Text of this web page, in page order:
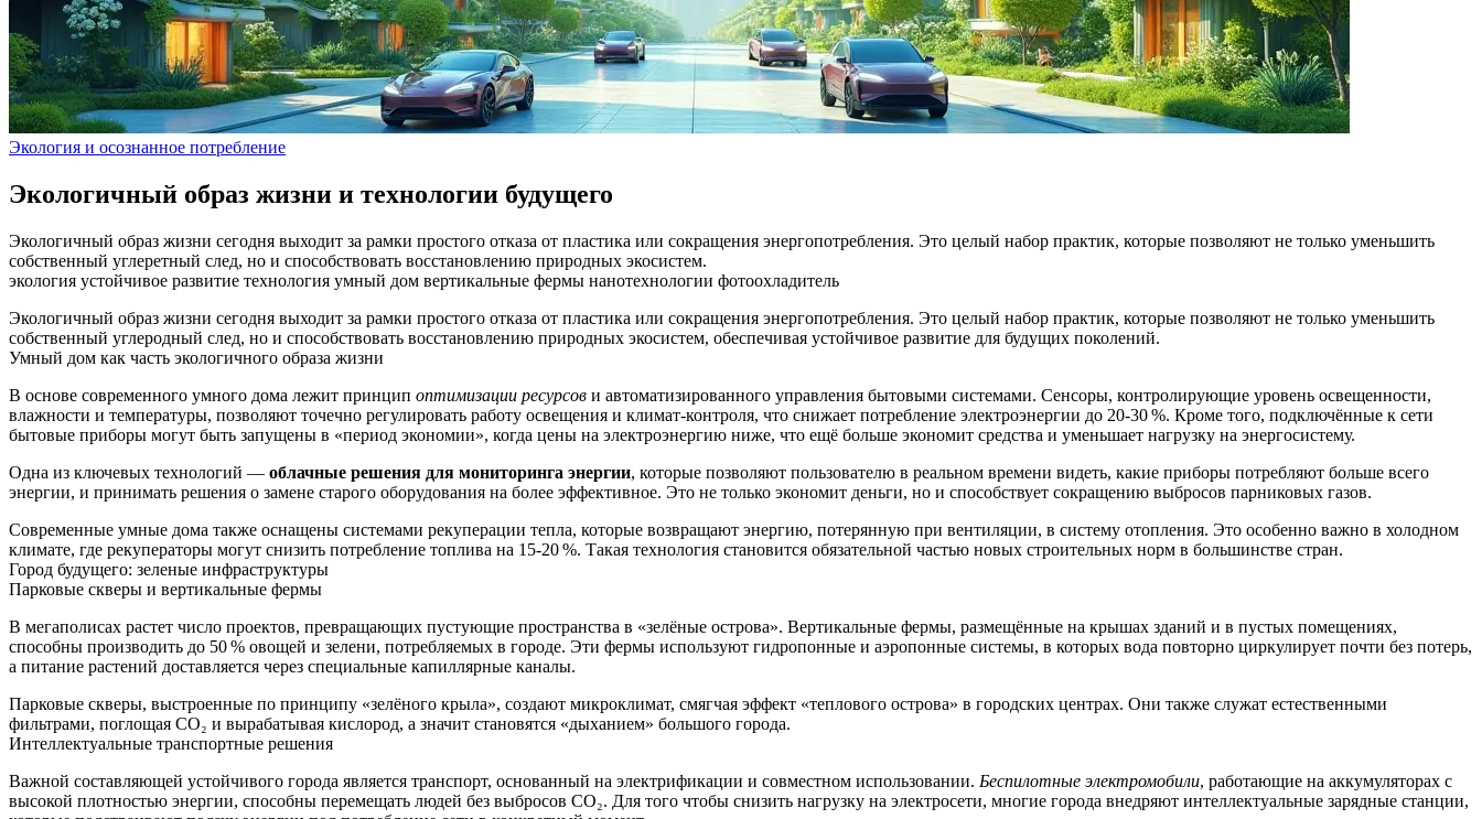
Экология и осознанное потребление
Экологичный образ жизни и технологии будущего
Экологичный образ жизни сегодня выходит за рамки простого отказа от пластика или сокращения энергопотребления. Это целый набор практик, которые позволяют не только уменьшить
собственный углеретный след, но и способствовать восстановлению природных экосистем.
экология устойчивое развитие технология умный дом вертикальные фермы нанотехнологии фотоохладитель
Экологичный образ жизни сегодня выходит за рамки простого отказа от пластика или сокращения энергопотребления. Это целый набор практик, которые позволяют не только уменьшить
собственный углеродный след, но и способствовать восстановлению природных экосистем, обеспечивая устойчивое развитие для будущих поколений.
Умный дом как часть экологичного образа жизни
В основе современного умного дома лежит принцип оптимизации ресурсов и автоматизированного управления бытовыми системами. Сенсоры, контролирующие уровень освещенности,
влажности и температуры, позволяют точечно регулировать работу освещения и климат-контроля, что снижает потребление электроэнергии до 20‑30 %. Кроме того, подключённые к сети
бытовые приборы могут быть запущены в «период экономии», когда цены на электроэнергию ниже, что ещё больше экономит средства и уменьшает нагрузку на энергосистему.
Одна из ключевых технологий — облачные решения для мониторинга энергии, которые позволяют пользователю в реальном времени видеть, какие приборы потребляют больше всего
энергии, и принимать решения о замене старого оборудования на более эффективное. Это не только экономит деньги, но и способствует сокращению выбросов парниковых газов.
Современные умные дома также оснащены системами рекуперации тепла, которые возвращают энергию, потерянную при вентиляции, в систему отопления. Это особенно важно в холодном
климате, где рекуператоры могут снизить потребление топлива на 15‑20 %. Такая технология становится обязательной частью новых строительных норм в большинстве стран.
Город будущего: зеленые инфраструктуры
Парковые скверы и вертикальные фермы
В мегаполисах растет число проектов, превращающих пустующие пространства в «зелёные острова». Вертикальные фермы, размещённые на крышах зданий и в пустых помещениях,
способны производить до 50 % овощей и зелени, потребляемых в городе. Эти фермы используют гидропонные и аэропонные системы, в которых вода повторно циркулирует почти без потерь,
а питание растений доставляется через специальные капиллярные каналы.
Парковые скверы, выстроенные по принципу «зелёного крыла», создают микроклимат, смягчая эффект «теплового острова» в городских центрах. Они также служат естественными
фильтрами, поглощая CO₂ и вырабатывая кислород, а значит становятся «дыханием» большого города.
Интеллектуальные транспортные решения
Важной составляющей устойчивого города является транспорт, основанный на электрификации и совместном использовании. Беспилотные электромобили, работающие на аккумуляторах с
высокой плотностью энергии, способны перемещать людей без выбросов CO₂. Для того чтобы снизить нагрузку на электросети, многие города внедряют интеллектуальные зарядные станции,